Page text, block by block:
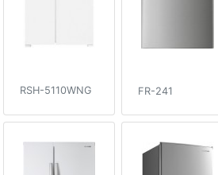
RSH-5110WNG FR-241